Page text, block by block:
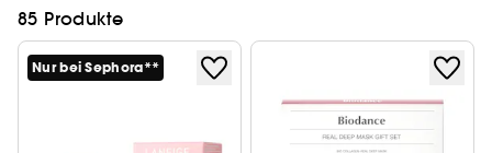
85 Produkte
Nur bei Sephora**